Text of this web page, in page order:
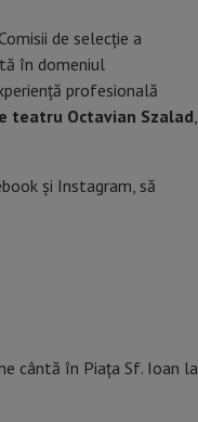
de selecție a
în domeniul
profesională
teatru Octavian Szalad,
și Instagram, să
cântă în Piața Sf. Ioan la